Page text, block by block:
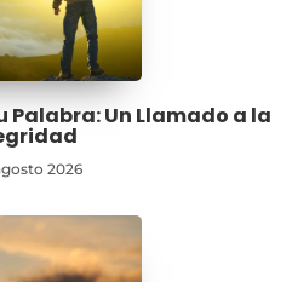
Palabra: Un Llamado a la
2026